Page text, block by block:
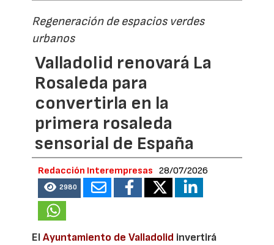
Regeneración de espacios verdes
urbanos
Valladolid renovará La
Rosaleda para
convertirla en la
primera rosaleda
sensorial de España
Redacción Interempresas 28/07/2026
2980
ElAyuntamiento de Valladolid invertirá